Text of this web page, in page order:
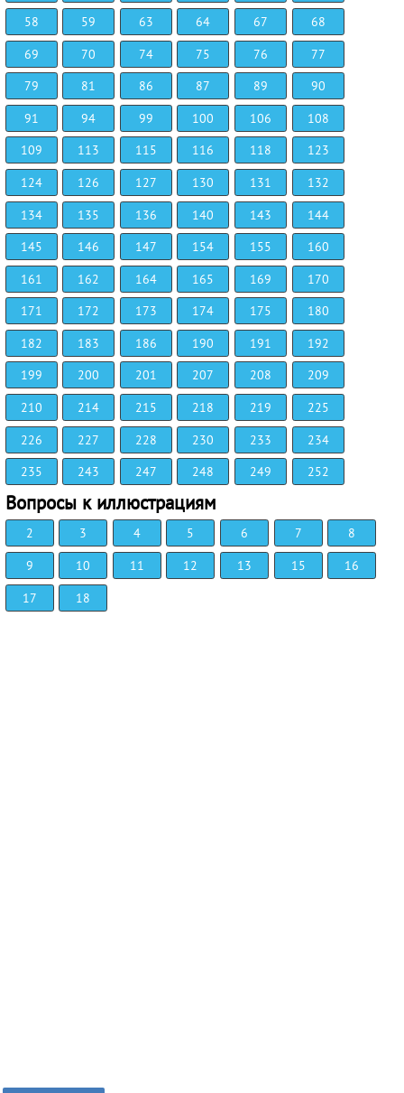
58
59 63 64 67
68
69
70 74 75 76
77
79
81 86 87 89
90
91
94 99 100 106
108
109
113 115 116 118
123
124
126 127 130 131
132
134
135 136 140 143
144
145
146 147 154 155
160
161
162 164 165 169
170
171
172 173 174 175
180
182
183 186 190 191
192
199
200 201 207 208
209
210
214 215 218 219
225
226
227 228 230 233
234
235
243 247 248 249 252
Вопросы к иллюстрациям
2 3 4 5 6 7
8
9
10 11 12 13 15
16
17
18